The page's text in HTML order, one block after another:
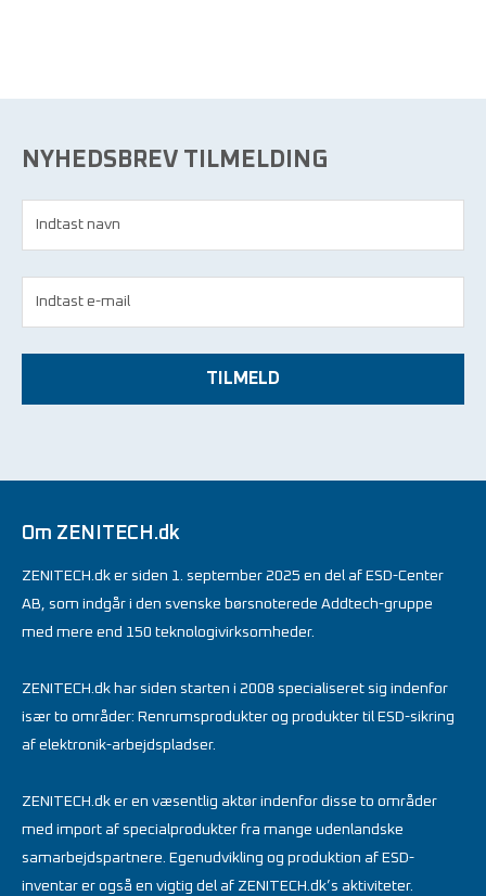
NYHEDSBREV TILMELDING
TILMELD
Om ZENITECH.dk
ZENITECH.dk er siden 1. september 2025 en del af ESD-Center
AB, som indgår i den svenske børsnoterede Addtech-gruppe
med mere end 150 teknologivirksomheder.
ZENITECH.dk har siden starten i 2008 specialiseret sig indenfor
især to områder: Renrumsprodukter og produkter til ESD-sikring
af elektronik-arbejdspladser.
ZENITECH.dk er en væsentlig aktør indenfor disse to områder
med import af specialprodukter fra mange udenlandske
samarbejdspartnere. Egenudvikling og produktion af ESD-
inventar er også en vigtig del af ZENITECH.dk’s aktiviteter.